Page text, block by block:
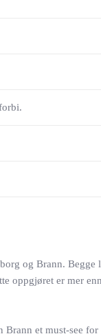
og Brann.
oppgjøret er mer
et must-see